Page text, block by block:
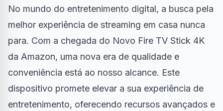
No mundo do entretenimento digital, a busca pela
melhor experiência de streaming em casa nunca
para. Com a chegada do Novo Fire TV Stick 4K
da Amazon, uma nova era de qualidade e
conveniência está ao nosso alcance. Este
dispositivo promete elevar a sua experiência de
entretenimento, oferecendo recursos avançados e